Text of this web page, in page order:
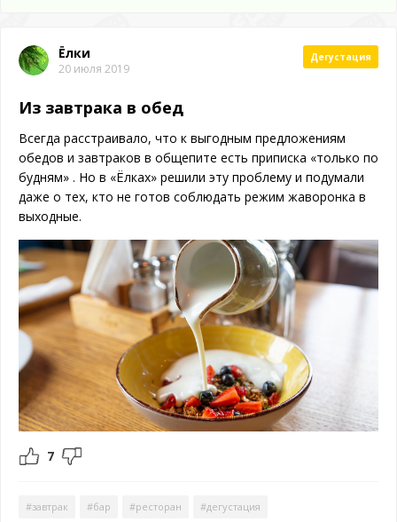
Ёлки
20 июля 2019
Дегустация
Из завтрака в обед
Всегда расстраивало, что к выгодным предложениям
обедов и завтраков в общепите есть приписка «‎только по
будням» . Но в «‎Ёлках» решили эту проблему и подумали
даже о тех, кто не готов соблюдать режим жаворонка в
выходные.
7
#завтрак #бар #ресторан #дегустация